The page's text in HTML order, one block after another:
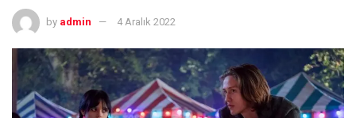
by admin 4 Aralık 2022